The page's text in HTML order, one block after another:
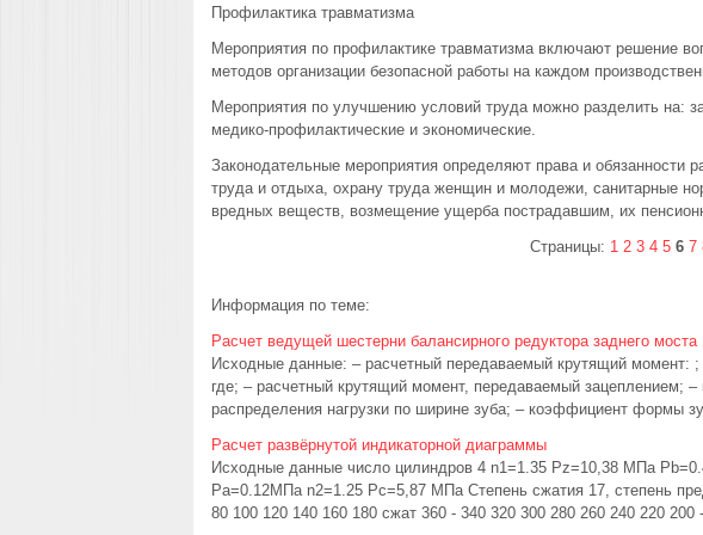
Профилактика травматизма
Мероприятия по профилактике травматизма включают решение
методов организации безопасной работы на каждом
Мероприятия по улучшению условий труда можно разделить на:
медико-профилактические и экономические.
Законодательные мероприятия определяют права и обязанности
труда и отдыха, охрану труда женщин и молодежи, санитарные
вредных веществ, возмещение ущерба пострадавшим, их
Страницы: 1 2 3 4 5 6 7
Информация по теме:
Расчет ведущей шестерни балансирного редуктора заднего моста
Исходные данные: – расчетный передаваемый крутящий момент:
где; – расчетный крутящий момент, передаваемый зацеплением;
распределения нагрузки по ширине зуба; – коэффициент формы
Расчет развёрнутой индикаторной диаграммы
Исходные данные число цилиндров 4 n1=1.35 Pz=10,38 МПа
Pa=0.12МПа n2=1.25 Pc=5,87 МПа Степень сжатия 17, степень
80 100 120 140 160 180 сжат 360 - 340 320 300 280 260 240 220